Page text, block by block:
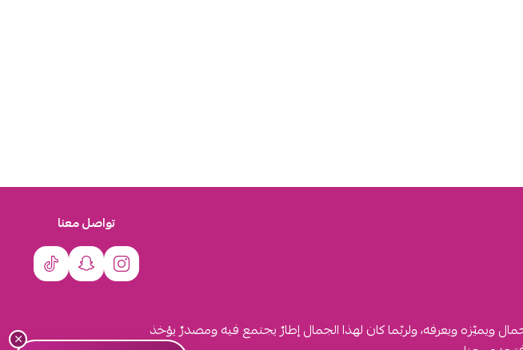
ويميّزه ويعرفه، ولربّما كان لهذا الجمال إطارٌ يجتمع فيه ومصدرٌ يؤخذ
تواصل معنا
×